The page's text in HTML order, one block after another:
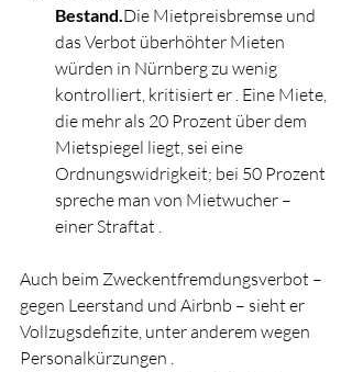
Bestand.Die Mietpreisbremse und
das Verbot überhöhter Mieten
würden in Nürnberg zu wenig
kontrolliert, kritisiert er . Eine Miete,
die mehr als 20 Prozent über dem
Mietspiegel liegt, sei eine
Ordnungswidrigkeit; bei 50 Prozent
spreche man von Mietwucher –
einer Straftat .
Auch beim Zweckentfremdungsverbot –
gegen Leerstand und Airbnb – sieht er
Vollzugsdefizite, unter anderem wegen
Personalkürzungen .